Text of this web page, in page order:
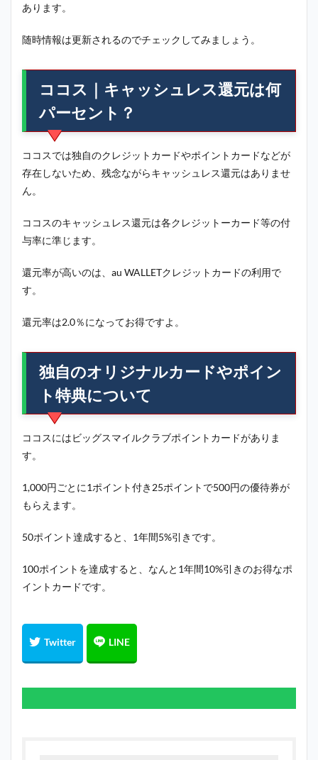
あります。
随時情報は更新されるのでチェックしてみましょう。
ココス｜キャッシュレス還元は何
パーセント？
ココスでは独自のクレジットカードやポイントカードなどが
存在しないため、残念ながらキャッシュレス還元はありませ
ん。
ココスのキャッシュレス還元は各クレジットーカード等の付
与率に準じます。
還元率が高いのは、au WALLETクレジットカードの利用で
す。
還元率は2.0％になってお得ですよ。
独自のオリジナルカードやポイン
ト特典について
ココスにはビッグスマイルクラブポイントカードがありま
す。
1,000円ごとに1ポイント付き25ポイントで500円の優待券が
もらえます。
50ポイント達成すると、1年間5%引きです。
100ポイントを達成すると、なんと1年間10%引きのお得なポ
イントカードです。